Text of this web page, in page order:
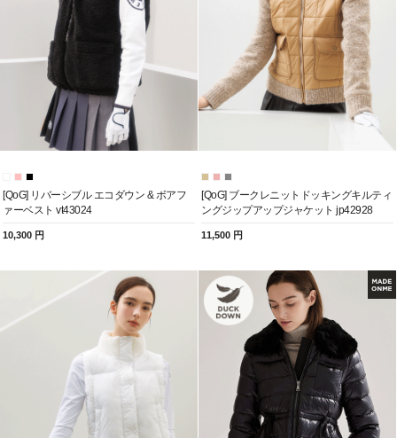
[QoG] リバーシブル エコダウン & ボアフ
ァーベスト vt43024
10,300 円
[QoG] ブークレニットドッキングキルティ
ングジップアップジャケット jp42928
11,500 円